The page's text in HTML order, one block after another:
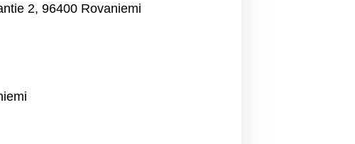
2, 96400 Rovaniemi